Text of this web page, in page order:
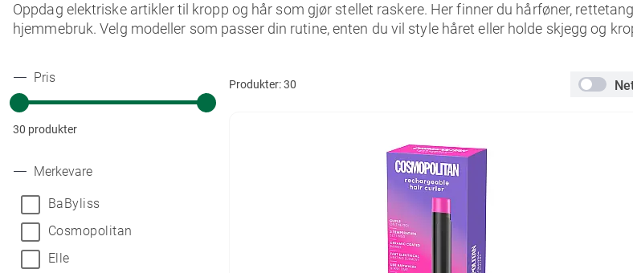
Oppdag elektriske artikler til kropp og hår som gjør stellet raskere. Her finner du hårføner,
hjemmebruk. Velg modeller som passer din rutine, enten du vil style håret eller holde skjegg og
Produkter:30
Pris
30 produkter
Merkevare
BaByliss
Cosmopolitan
Elle